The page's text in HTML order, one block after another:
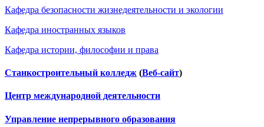
Кафедра безопасности жизнедеятельности и экологии
Кафедра иностранных языков
Кафедра истории, философии и права
Станкостроительный колледж (Веб-сайт)
Центр международной деятельности
Управление непрерывного образования